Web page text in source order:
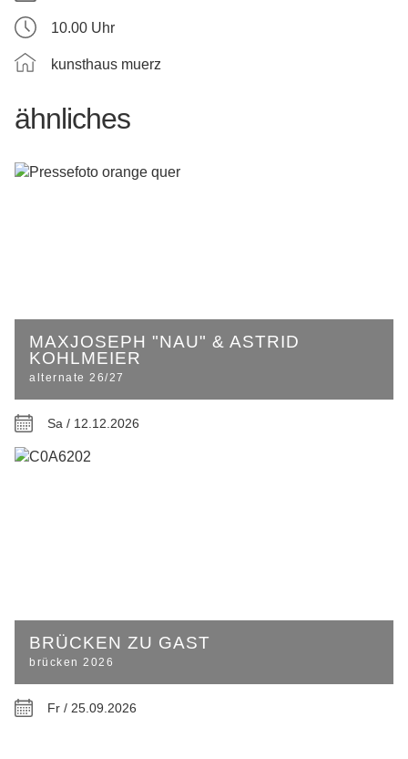
10.00 Uhr
kunsthaus muerz
ähnliches
MAXJOSEPH "NAU" & ASTRID
KOHLMEIER
alternate 26/27
Sa / 12.12.2026
BRÜCKEN ZU GAST
brücken 2026
Fr / 25.09.2026